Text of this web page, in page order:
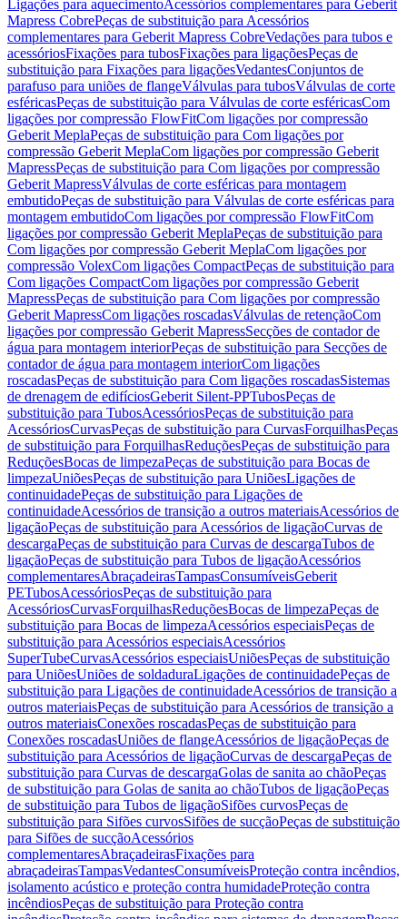
Ligações para aquecimentoAcessórios complementares para Geberit
Mapress CobrePeças de substituição para Acessórios
complementares para Geberit Mapress CobreVedações para tubos e
acessóriosFixações para tubosFixações para ligaçõesPeças de
substituição para Fixações para ligaçõesVedantesConjuntos de
parafuso para uniões de flangeVálvulas para tubosVálvulas de corte
esféricasPeças de substituição para Válvulas de corte esféricasCom
ligações por compressão FlowFitCom ligações por compressão
Geberit MeplaPeças de substituição para Com ligações por
compressão Geberit MeplaCom ligações por compressão Geberit
MapressPeças de substituição para Com ligações por compressão
Geberit MapressVálvulas de corte esféricas para montagem
embutidoPeças de substituição para Válvulas de corte esféricas para
montagem embutidoCom ligações por compressão FlowFitCom
ligações por compressão Geberit MeplaPeças de substituição para
Com ligações por compressão Geberit MeplaCom ligações por
compressão VolexCom ligações CompactPeças de substituição para
Com ligações CompactCom ligações por compressão Geberit
MapressPeças de substituição para Com ligações por compressão
Geberit MapressCom ligações roscadasVálvulas de retençãoCom
ligações por compressão Geberit MapressSecções de contador de
água para montagem interiorPeças de substituição para Secções de
contador de água para montagem interiorCom ligações
roscadasPeças de substituição para Com ligações roscadasSistemas
de drenagem de edifíciosGeberit Silent-PPTubosPeças de
substituição para TubosAcessóriosPeças de substituição para
AcessóriosCurvasPeças de substituição para CurvasForquilhasPeças
de substituição para ForquilhasReduçõesPeças de substituição para
ReduçõesBocas de limpezaPeças de substituição para Bocas de
limpezaUniõesPeças de substituição para UniõesLigações de
continuidadePeças de substituição para Ligações de
continuidadeAcessórios de transição a outros materiaisAcessórios de
ligaçãoPeças de substituição para Acessórios de ligaçãoCurvas de
descargaPeças de substituição para Curvas de descargaTubos de
ligaçãoPeças de substituição para Tubos de ligaçãoAcessórios
complementaresAbraçadeirasTampasConsumíveisGeberit
PETubosAcessóriosPeças de substituição para
AcessóriosCurvasForquilhasReduçõesBocas de limpezaPeças de
substituição para Bocas de limpezaAcessórios especiaisPeças de
substituição para Acessórios especiaisAcessórios
SuperTubeCurvasAcessórios especiaisUniõesPeças de substituição
para UniõesUniões de soldaduraLigações de continuidadePeças de
substituição para Ligações de continuidadeAcessórios de transição a
outros materiaisPeças de substituição para Acessórios de transição a
outros materiaisConexões roscadasPeças de substituição para
Conexões roscadasUniões de flangeAcessórios de ligaçãoPeças de
substituição para Acessórios de ligaçãoCurvas de descargaPeças de
substituição para Curvas de descargaGolas de sanita ao chãoPeças
de substituição para Golas de sanita ao chãoTubos de ligaçãoPeças
de substituição para Tubos de ligaçãoSifões curvosPeças de
substituição para Sifões curvosSifões de sucçãoPeças de substituição
para Sifões de sucçãoAcessórios
complementaresAbraçadeirasFixações para
abraçadeirasTampasVedantesConsumíveisProteção contra incêndios,
isolamento acústico e proteção contra humidadeProteção contra
incêndiosPeças de substituição para Proteção contra